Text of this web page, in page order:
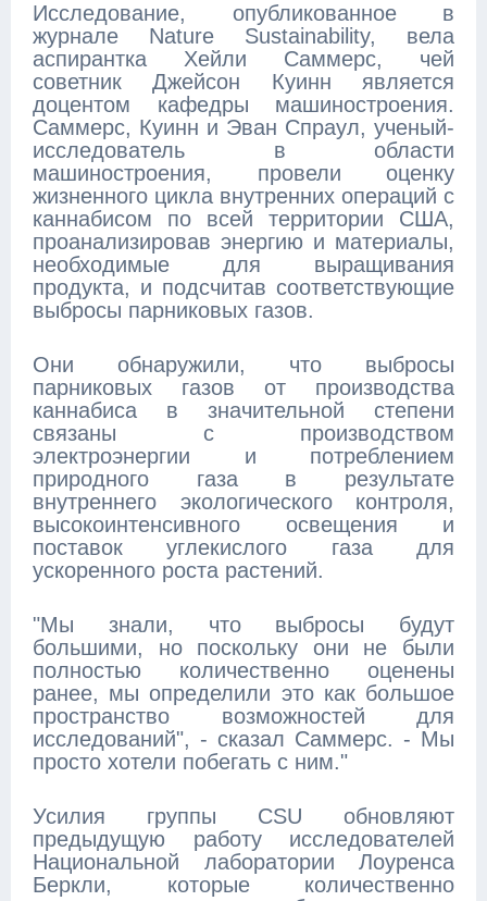
Исследование, опубликованное в
журнале Nature Sustainability, вела
аспирантка Хейли Саммерс, чей
советник Джейсон Куинн является
доцентом кафедры машиностроения.
Саммерс, Куинн и Эван Спраул, ученый-
исследователь в области
машиностроения, провели оценку
жизненного цикла внутренних операций с
каннабисом по всей территории США,
проанализировав энергию и материалы,
необходимые для выращивания
продукта, и подсчитав соответствующие
выбросы парниковых газов.
Они обнаружили, что выбросы
парниковых газов от производства
каннабиса в значительной степени
связаны с производством
электроэнергии и потреблением
природного газа в результате
внутреннего экологического контроля,
высокоинтенсивного освещения и
поставок углекислого газа для
ускоренного роста растений.
"Мы знали, что выбросы будут
большими, но поскольку они не были
полностью количественно оценены
ранее, мы определили это как большое
пространство возможностей для
исследований", - сказал Саммерс. - Мы
просто хотели побегать с ним."
Усилия группы CSU обновляют
предыдущую работу исследователей
Национальной лаборатории Лоуренса
Беркли, которые количественно